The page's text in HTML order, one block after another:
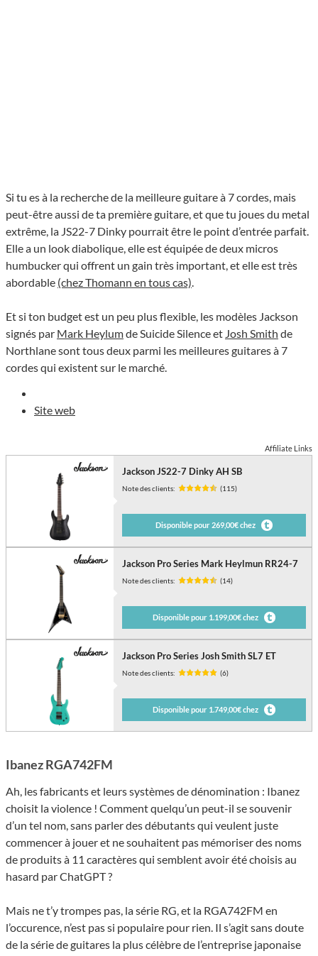
Si tu es à la recherche de la meilleure guitare à 7 cordes, mais
peut-être aussi de ta première guitare, et que tu joues du metal
extrême, la JS22-7 Dinky pourrait être le point d’entrée parfait.
Elle a un look diabolique, elle est équipée de deux micros
humbucker qui offrent un gain très important, et elle est très
abordable (chez Thomann en tous cas).
Et si ton budget est un peu plus flexible, les modèles Jackson
signés par Mark Heylumde Suicide Silence et Josh Smith de
Northlane sont tous deux parmi les meilleures guitares à 7
cordes qui existent sur le marché.
Site web
Affiliate Links
Jackson JS22-7 Dinky AH SB
Note des clients: (115)
Disponible pour 269,00€ chez
Jackson Pro Series Mark Heylmun RR24-7
Note des clients: (14)
Disponible pour 1.199,00€ chez
Jackson Pro Series Josh Smith SL7 ET
Note des clients: (6)
Disponible pour 1.749,00€ chez
Ibanez RGA742FM
Ah, les fabricants et leurs systèmes de dénomination : Ibanez
choisit la violence ! Comment quelqu’un peut-il se souvenir
d’un tel nom, sans parler des débutants qui veulent juste
commencer à jouer et ne souhaitent pas mémoriser des noms
de produits à 11 caractères qui semblent avoir été choisis au
hasard par ChatGPT ?
Mais ne t’y trompes pas, la série RG, et la RGA742FM en
l’occurence, n’est pas si populaire pour rien. Il s’agit sans doute
de la série de guitares la plus célèbre de l’entreprise japonaise